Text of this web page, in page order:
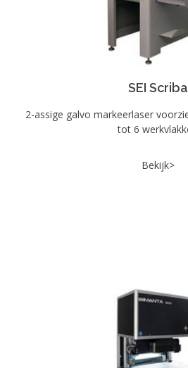
SEI Scriba
2-assige galvo markeerlaser
tot 6
Bekijk>